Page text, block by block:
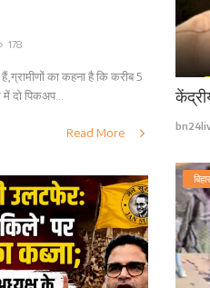
178
का कहना है कि करीब 5
दो पिकअप...
Read More
बिहार